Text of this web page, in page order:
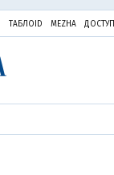
ТАБЛОID MEZHA ДОСТУП